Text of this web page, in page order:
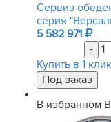
Сервиз
серия
5 582 971
-
Купить в 1 клик
В избранном